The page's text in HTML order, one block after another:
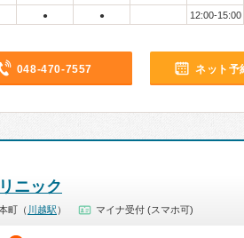
● ● 12:00-15:00
048-470-7557 ネット予
ニック
町（ 川越駅 ） マイナ受付 (スマホ可)